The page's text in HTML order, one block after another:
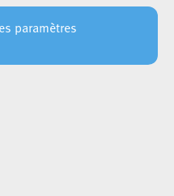
paramètres